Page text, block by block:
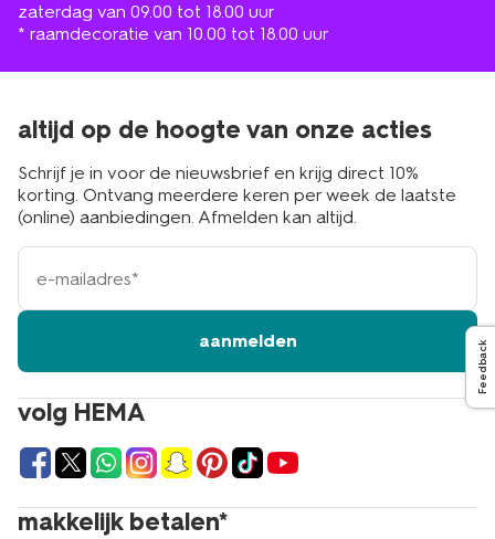
zaterdag van 09.00 tot 18.00 uur
* raamdecoratie van 10.00 tot 18.00 uur
volg HEMA
makkelijk betalen*
altijd op de hoogte van onze acties
Schrijf je in voor de nieuwsbrief en krijg direct 10%
korting. Ontvang meerdere keren per week de laatste
(online) aanbiedingen. Afmelden kan altijd.
e-
mailadres
aanmelden Feedback